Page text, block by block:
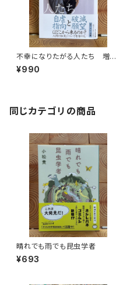
不幸になりたがる人たち 増補
新版
¥990
同じカテゴリの商品
晴れでも雨でも昆虫学者
¥693